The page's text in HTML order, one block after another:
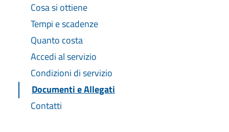
Cosa si ottiene
Tempi e scadenze
Quanto costa
Accedi al servizio
Condizioni di servizio
Documenti e Allegati
Contatti